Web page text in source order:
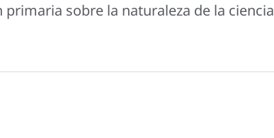
sobre la naturaleza de la